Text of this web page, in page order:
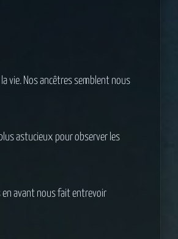
vie. Nos ancêtres semblent nous
astucieux pour observer les
en avant nous fait entrevoir